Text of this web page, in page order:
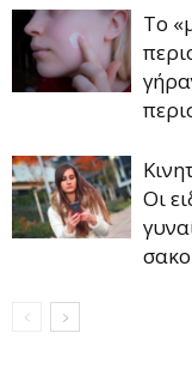
Το
Οι